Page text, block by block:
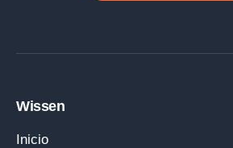
Wissen
Inicio